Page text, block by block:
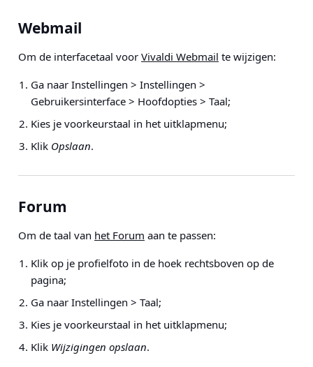
Webmail
Om de interfacetaal voor Vivaldi Webmail te wijzigen:
Ga naar Instellingen > Instellingen >
Gebruikersinterface > Hoofdopties > Taal;
Kies je voorkeurstaal in het uitklapmenu;
Klik Opslaan.
Forum
Om de taal van het Forum aan te passen:
Klik op je profielfoto in de hoek rechtsboven op de
pagina;
Ga naar Instellingen > Taal;
Kies je voorkeurstaal in het uitklapmenu;
Klik Wijzigingen opslaan.